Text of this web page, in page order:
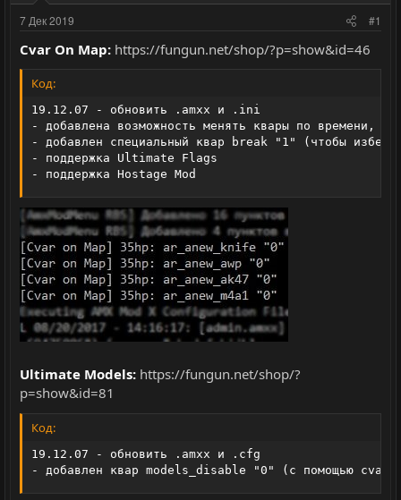
м
ы
а
а
7 Дек 2019 #1
Cvar On Map: https://fungun.net/shop/?p=show&id=46
Код:
19.12.07 - обновить .amxx и .ini
- добавлена возможность менять квары по времени,
- добавлен специальный квар break "1" (чтобы
- поддержка Ultimate Flags
- поддержка Hostage Mod
Ultimate Models: https://fungun.net/shop/?
p=show&id=81
Код:
19.12.07 - обновить .amxx и .cfg
- добавлен квар models_disable "0" (с помощью